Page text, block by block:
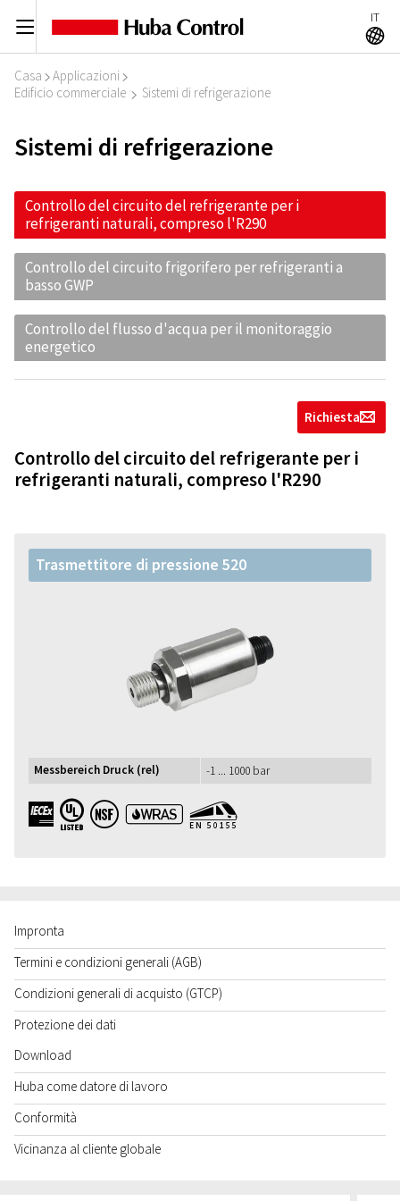
C IT
A
Casa I Applicazioni I
Edificio commerciale I Sistemi di refrigerazione
Sistemi di refrigerazione
Controllo del circuito del refrigerante per i
refrigeranti naturali, compreso l'R290
Controllo del circuito frigorifero per refrigeranti a
basso GWP
Controllo del flusso d'acqua per il monitoraggio
energetico
Richiestag
Controllo del circuito del refrigerante per i
refrigeranti naturali, compreso l'R290
Trasmettitore di pressione 520
Messbereich Druck (rel) -1 ... 1000 bar
IECEx UL NSF WRAS EN50155
Impronta
Termini e condizioni generali (AGB)
Condizioni generali di acquisto (GTCP)
Protezione dei dati
Download
Huba come datore di lavoro
Conformità
Vicinanza al cliente globale